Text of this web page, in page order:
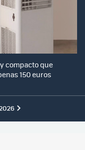
compacto que
150 euros